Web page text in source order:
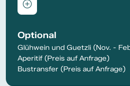
Optional
Glühwein und Guetzli (Nov. -
Aperitif (Preis auf Anfrage)
Bustransfer (Preis auf Anfrage)